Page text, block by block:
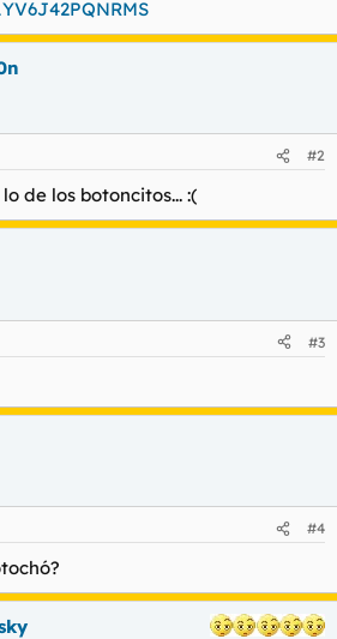
#2
de los botoncitos... :(
#3
#4